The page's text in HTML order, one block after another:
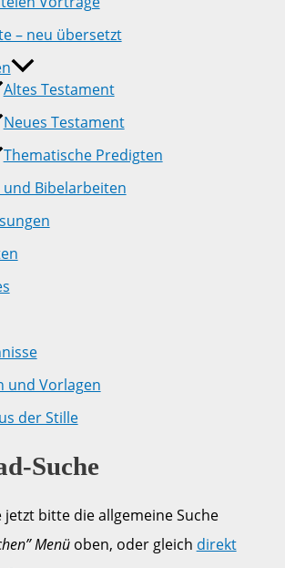
– neu übersetzt
Altes Testament
Neues Testament
Thematische Predigten
und Bibelarbeiten
und Vorlagen
der Stille
Suche
jetzt bitte die allgemeine Suche
Menüoben, oder gleich direkt